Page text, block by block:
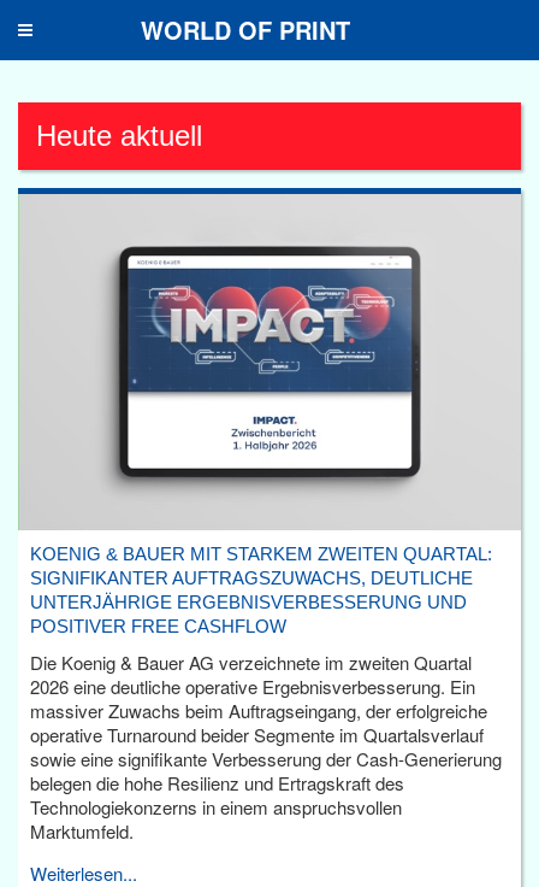
Toggle
WORLD OF PRINT
Heute aktuell
KOENIG & BAUER MIT STARKEM ZWEITEN QUARTAL:
SIGNIFIKANTER AUFTRAGSZUWACHS, DEUTLICHE
UNTERJÄHRIGE ERGEBNISVERBESSERUNG UND
POSITIVER FREE CASHFLOW
Die Koenig & Bauer AG verzeichnete im zweiten Quartal
2026 eine deutliche operative Ergebnisverbesserung. Ein
massiver Zuwachs beim Auftragseingang, der erfolgreiche
operative Turnaround beider Segmente im Quartalsverlauf
sowie eine signifikante Verbesserung der Cash-Generierung
belegen die hohe Resilienz und Ertragskraft des
Technologiekonzerns in einem anspruchsvollen
Marktumfeld.
Weiterlesen...